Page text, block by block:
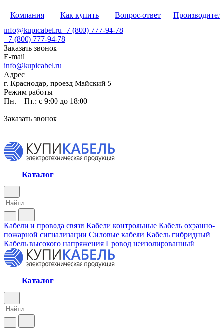
Компания Как купить Вопрос-ответ
info@kupicabel.ru+7 (800) 777-94-78
+7 (800) 777-94-78
Заказать звонок
E-mail
info@kupicabel.ru
Адрес
г. Краснодар, проезд Майский 5
Режим работы
Пн. – Пт.: с 9:00 до 18:00
Заказать звонок
Каталог
Кабели и провода связи Кабели контрольные Кабель охранно-
пожарной сигнализации Силовые кабели Кабель гибридный
Кабель высокого напряжения Провод неизолированный
Каталог